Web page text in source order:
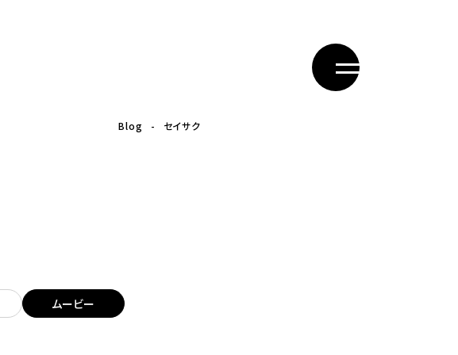
Blog セイサク
ムービー